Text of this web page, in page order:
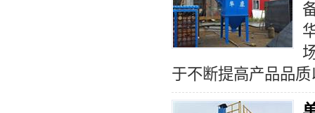
于不断提高产品品